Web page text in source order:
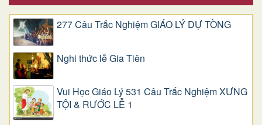
277 Câu Trắc Nghiệm GIÁO LÝ DỰ TÒNG
Nghi thức lễ Gia Tiên
Vui Học Giáo Lý 531 Câu Trắc Nghiệm XƯNG
TỘI & RƯỚC LỄ 1